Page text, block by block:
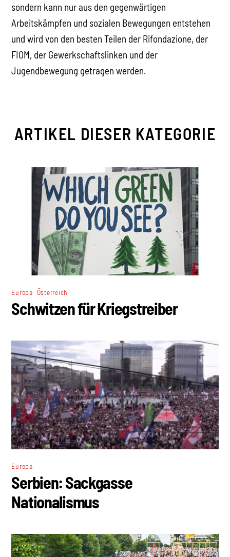
sondern kann nur aus den gegenwärtigen
Arbeitskämpfen und sozialen Bewegungen entstehen
und wird von den besten Teilen der Rifondazione, der
FIOM, der Gewerkschaftslinken und der
Jugendbewegung getragen werden.
ARTIKEL DIESER KATEGORIE
Europa Österreich
Schwitzen für Kriegstreiber
Europa
Serbien: Sackgasse
Nationalismus